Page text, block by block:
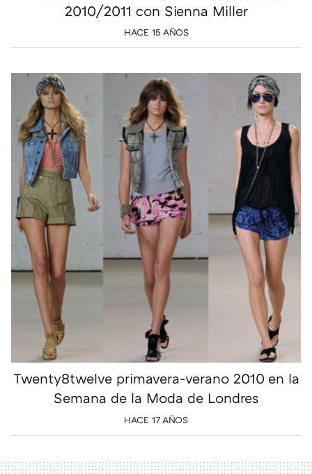
2010/2011 con Sienna Miller
HACE 15 AÑOS
Twenty8twelve primavera-verano 2010 en la
Semana de la Moda de Londres
HACE 17 AÑOS